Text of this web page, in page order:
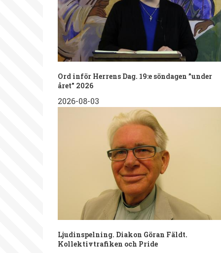
Ord inför Herrens Dag. 19:e söndagen ”under
året” 2026
2026-08-03
Ljudinspelning. Diakon Göran Fäldt.
Kollektivtrafiken och Pride